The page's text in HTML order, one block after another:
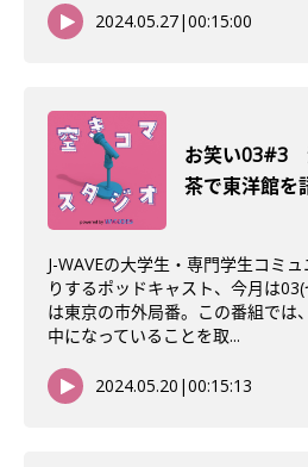
2024.05.27|00:15:00
お笑い03#3
茶で東洋館を
J-WAVEの大学生・専門学生コミ
りするポッドキャスト、今月は
は東京の市外局番。この番組では
中になっていることを取...
2024.05.20 |00:15:13